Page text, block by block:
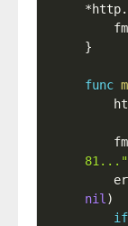
*http.
}
func
81..."
nil )
if